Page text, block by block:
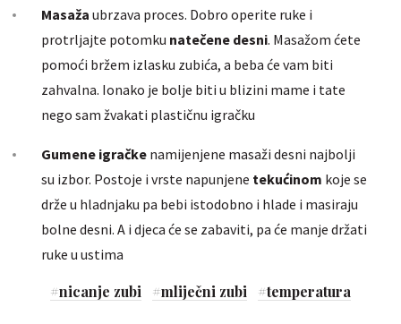
Masaža ubrzava proces. Dobro operite ruke i
protrljajte potomku natečene desni. Masažom ćete
pomoći bržem izlasku zubića, a beba će vam biti
zahvalna. Ionako je bolje biti u blizini mame i tate
nego sam žvakati plastičnu igračku
Gumene igračke namijenjene masaži desni najbolji
su izbor. Postoje i vrste napunjene tekućinom koje se
drže u hladnjaku pa bebi istodobno i hlade i masiraju
bolne desni. A i djeca će se zabaviti, pa će manje držati
ruke u ustima
#nicanje zubi #mliječni zubi #temperatura